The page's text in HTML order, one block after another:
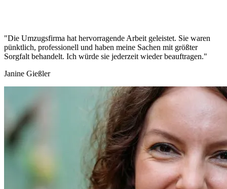
"Die Umzugsfirma hat hervorragende Arbeit geleistet. Sie waren
pünktlich, professionell und haben meine Sachen mit größter
Sorgfalt behandelt. Ich würde sie jederzeit wieder beauftragen."
Janine Gießler